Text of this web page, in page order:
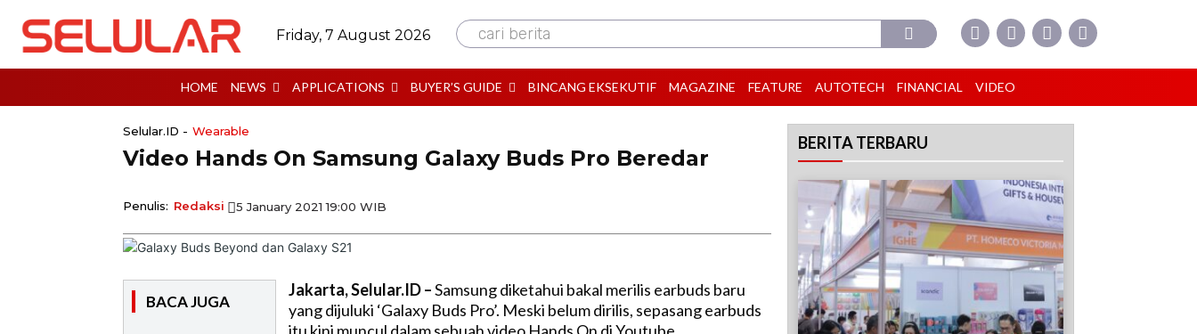
Friday, 7 August 2026 cari berita
HOME NEWS APPLICATIONS BUYER’S GUIDE BINCANG EKSEKUTIF MAGAZINE FEATURE AUTOTECH FINANCIAL VIDEO
Selular.ID - Wearable
Video Hands On Samsung Galaxy Buds Pro Beredar
Penulis: Redaksi 5 January 2021 19:00 WIB
BACA JUGA
Jakarta, Selular.ID –Samsung diketahui bakal merilis earbuds baru
yang dijuluki ‘Galaxy Buds Pro’. Meski belum dirilis, sepasang earbuds
BERITA TERBARU